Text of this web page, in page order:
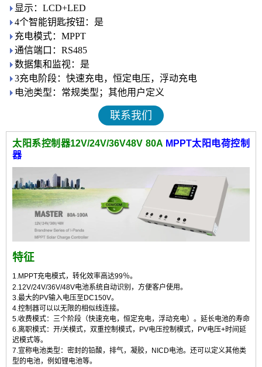
显示：LCD+LED
4个智能钥匙按钮：是
充电模式：MPPT
通信端口：RS485
数据集和监视：是
3充电阶段：快速充电，恒定电压，浮动充电
电池类型：常规类型；其他用户定义
联系我们
太阳系控制器12V/24V/36V48V 80A MPPT太阳电荷控制
器
特征
1.MPPT充电模式，转化效率高达99％。
2.12V/24V/36V/48V电池系统自动识别，方便客户使用。
3.最大的PV输入电压至DC150V。
4.控制器可以以无限的相似线连接。
5.收费模式：三个阶段（快速充电，恒定充电，浮动充电）。延长电池的寿命
6.离职模式：开/关模式，双重控制模式，PV电压控制模式，PV电压+时间延
迟模式等。
7.宣称电池类型：密封的铅酸，排气，凝胶，NICD电池。还可以定义其他类
型的电池，例如锂电池等。